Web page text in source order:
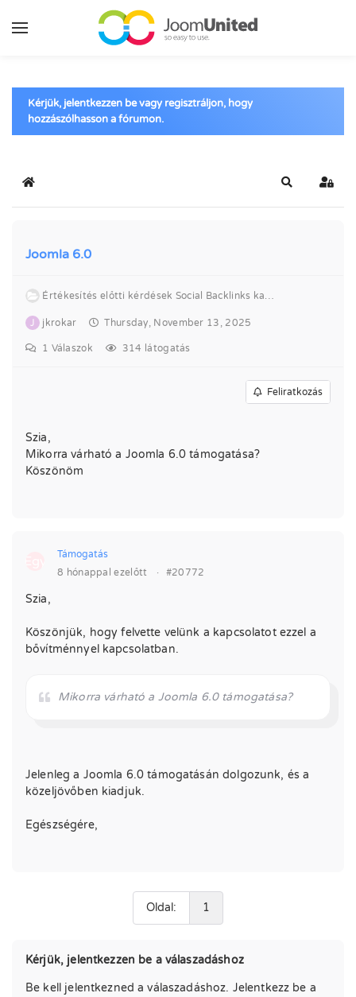
Ugrás a fő tartalomhoz
Kérjük, jelentkezzen be vagy regisztráljon, hogy
hozzászólhasson a fórumon.
Kezdőlap Keresés
Joomla 6.0
Értékesítés előtti kérdések Social Backlinks kapcsolatban
J jkrokar Thursday, November 13, 2025
1 Válaszok 314 látogatás
Feliratkozás
Szia,
Mikorra várható a Joomla 6.0 támogatása?
Köszönöm
Támogatás
8 hónappal ezelőtt
· #20772
Szia,
Köszönjük, hogy felvette velünk a kapcsolatot ezzel a
bővítménnyel kapcsolatban.
Mikorra várható a Joomla 6.0 támogatása?
Jelenleg a Joomla 6.0 támogatásán dolgozunk, és a
közeljövőben kiadjuk.
Egészségére,
Oldal: 1
Kérjük, jelentkezzen be a válaszadáshoz
Be kell jelentkezned a válaszadáshoz. Jelentkezz be a